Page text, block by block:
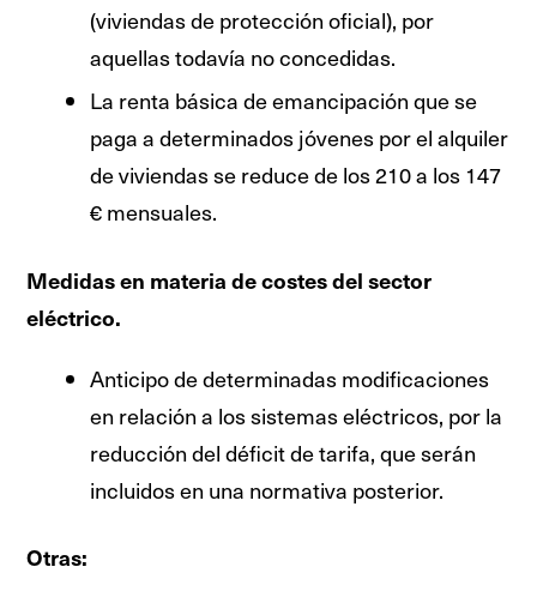
(viviendas de protección oficial), por
aquellas todavía no concedidas.
La renta básica de emancipación que se
paga a determinados jóvenes por el alquiler
de viviendas se reduce de los 210 a los 147
€ mensuales.
Medidas en materia de costes del sector
eléctrico.
Anticipo de determinadas modificaciones
en relación a los sistemas eléctricos, por la
reducción del déficit de tarifa, que serán
incluidos en una normativa posterior.
Otras: